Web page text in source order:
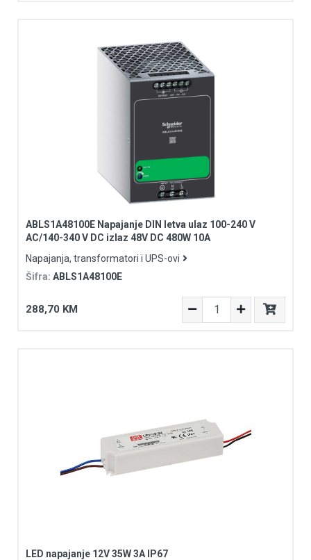
ABLS1A48100E Napajanje DIN letva ulaz 100-240 V
AC/140-340 V DC izlaz 48V DC 480W 10A
Napajanja, transformatori i UPS-ovi
Šifra: ABLS1A48100E
288,70 KM
LED napajanje 12V 35W 3A IP67